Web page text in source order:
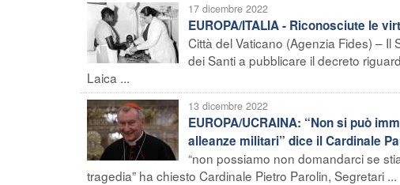
17 dicembre 2022
EUROPA/ITALIA - Riconosciute le
Città del Vaticano (Agenzia Fides) –
dei Santi a pubblicare il decreto
Laica ...
13 dicembre 2022
EUROPA/UCRAINA: “Non si può
alleanze militari” dice il Cardinale
“non possiamo non domandarci se
tragedia” ha chiesto Cardinale Pietro Parolin, Segretari ...